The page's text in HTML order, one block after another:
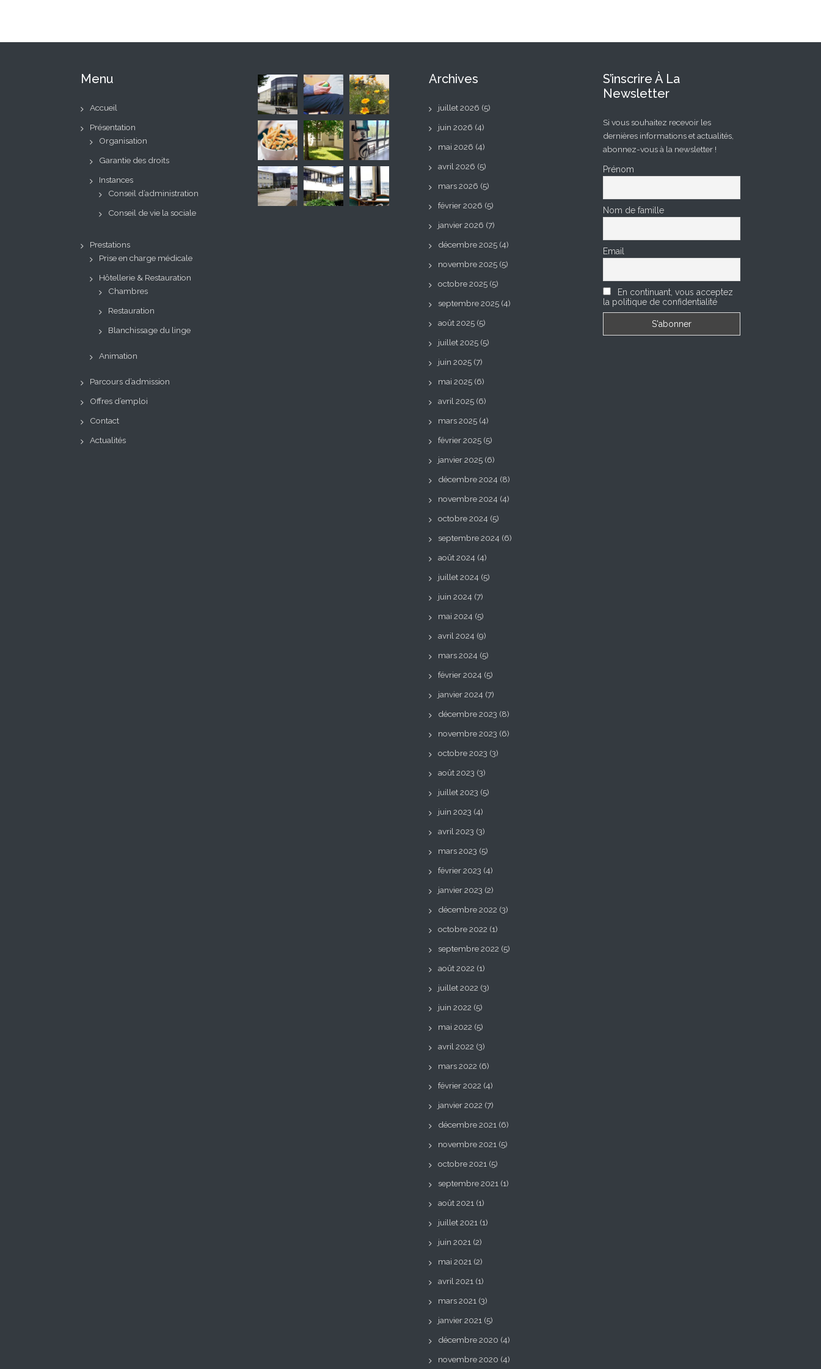
Menu
Accueil
Présentation
Organisation
Garantie des droits
Instances
Conseil d’administration
Conseil de vie la sociale
Prestations
Prise en charge médicale
Hôtellerie & Restauration
Chambres
Restauration
Blanchissage du linge
Animation
Parcours d’admission
Offres d’emploi
Contact
Actualités
Archives
juillet 2026 (5)
juin 2026 (4)
mai 2026 (4)
avril 2026 (5)
mars 2026 (5)
février 2026 (5)
janvier 2026 (7)
décembre 2025 (4)
novembre 2025 (5)
octobre 2025 (5)
septembre 2025 (4)
août 2025 (5)
juillet 2025 (5)
juin 2025 (7)
mai 2025 (6)
avril 2025 (6)
mars 2025 (4)
février 2025 (5)
janvier 2025 (6)
décembre 2024 (8)
novembre 2024 (4)
octobre 2024 (5)
septembre 2024 (6)
août 2024 (4)
juillet 2024 (5)
juin 2024 (7)
mai 2024 (5)
avril 2024 (9)
mars 2024 (5)
février 2024 (5)
janvier 2024 (7)
décembre 2023 (8)
novembre 2023 (6)
octobre 2023 (3)
août 2023 (3)
juillet 2023 (5)
juin 2023 (4)
avril 2023 (3)
mars 2023 (5)
février 2023 (4)
janvier 2023 (2)
décembre 2022 (3)
octobre 2022 (1)
septembre 2022 (5)
août 2022 (1)
juillet 2022 (3)
juin 2022 (5)
mai 2022 (5)
avril 2022 (3)
mars 2022 (6)
février 2022 (4)
janvier 2022 (7)
décembre 2021 (6)
novembre 2021 (5)
octobre 2021 (5)
septembre 2021 (1)
août 2021 (1)
juillet 2021 (1)
juin 2021 (2)
mai 2021 (2)
avril 2021 (1)
mars 2021 (3)
janvier 2021 (5)
décembre 2020 (4)
novembre 2020 (4)
S’inscrire À La
Newsletter
Si vous souhaitez recevoir les
dernières informations et actualités,
abonnez-vous à la newsletter !
Prénom
Nom de famille
Email
En continuant, vous acceptez
la politique de confidentialité